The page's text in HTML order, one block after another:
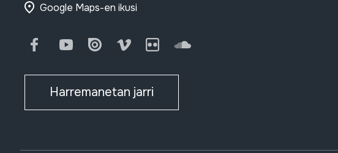
Google Maps-en ikusi
FacebookYoutubeIssuu Vimeo FlickrSoundCloud
Harremanetan jarri